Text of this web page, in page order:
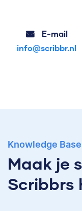
E-mail
info@scribbr.nl
Knowledge Base
Maak je
Scribbrs